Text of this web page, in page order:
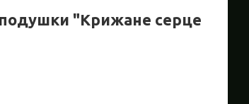
"Крижане серце